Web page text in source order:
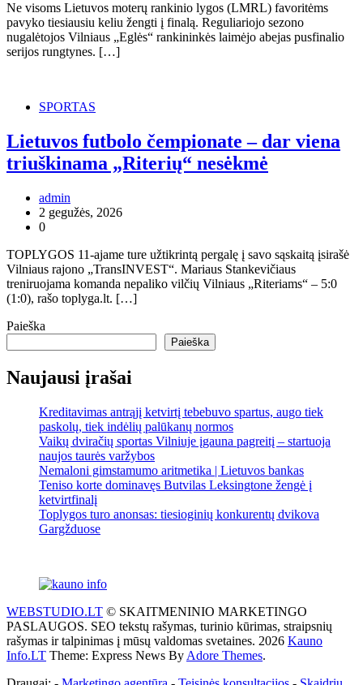
Ne visoms Lietuvos moterų rankinio lygos (LMRL) favoritėms
pavyko tiesiausiu keliu žengti į finalą. Reguliariojo sezono
nugalėtojos Vilniaus „Eglės“ rankininkės laimėjo abejas pusfinalio
serijos rungtynes. […]
SPORTAS
Lietuvos futbolo čempionate – dar viena
triuškinama „Riterių“ nesėkmė
admin
2 gegužės, 2026
0
TOPLYGOS 11-ajame ture užtikrintą pergalę į savo sąskaitą įsirašė
Vilniaus rajono „TransINVEST“. Mariaus Stankevičiaus
treniruojama komanda nepaliko vilčių Vilniaus „Riteriams“ – 5:0
(1:0), rašo toplyga.lt. […]
Paieška
Paieška
Naujausi įrašai
Kreditavimas antrąjį ketvirtį tebebuvo spartus, augo tiek
paskolų, tiek indėlių palūkanų normos
Vaikų dviračių sportas Vilniuje įgauna pagreitį – startuoja
naujos taurės varžybos
Nemaloni gimstamumo aritmetika | Lietuvos bankas
Teniso korte dominavęs Butvilas Leksingtone žengė į
ketvirtfinalį
Toplygos turo anonsas: tiesioginių konkurentų dvikova
Gargžduose
WEBSTUDIO.LT © SKAITMENINIO MARKETINGO
PASLAUGOS. SEO tekstų rašymas, turinio kūrimas, straipsnių
rašymas ir talpinimas į mūsų valdomas svetaines. 2026 Kauno
Info.LT Theme: Express News By Adore Themes.